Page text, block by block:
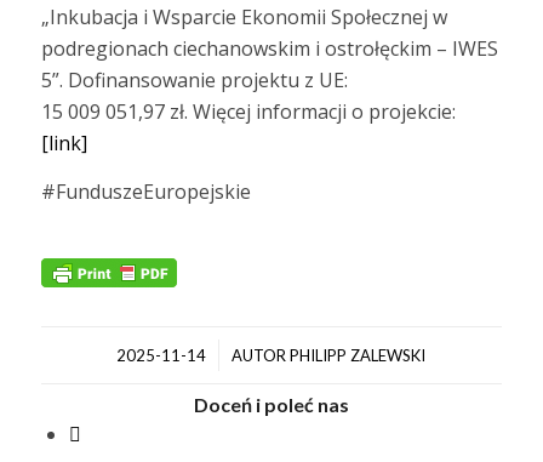
„Inkubacja i Wsparcie Ekonomii Społecznej w
podregionach ciechanowskim i ostrołęckim – IWES
5”. Dofinansowanie projektu z UE:
15 009 051,97 zł. Więcej informacji o projekcie:
[link]
#FunduszeEuropejskie
2025-11-14
/ AUTORPHILIPP ZALEWSKI
Doceń i poleć nas